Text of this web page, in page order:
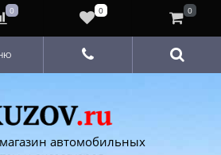
автомобильных
0 0 0